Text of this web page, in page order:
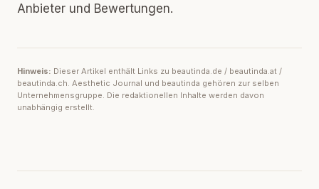
Anbieter und Bewertungen.
Hinweis: Dieser Artikel enthält Links zu beautinda.de / beautinda.at /
beautinda.ch. Aesthetic Journal und beautinda gehören zur selben
Unternehmensgruppe. Die redaktionellen Inhalte werden davon
unabhängig erstellt.